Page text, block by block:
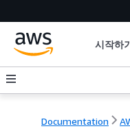
시작하
Documentation